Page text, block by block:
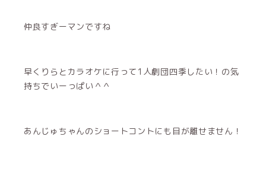
仲良すぎーマンですね
早くりらとカラオケに行って1人劇団四季したい！の気
持ちでいーっぱい＾＾
あんじゅちゃんのショートコントにも目が離せません！